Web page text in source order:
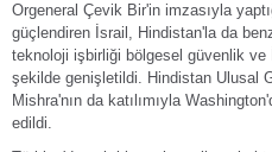
Orgeneral Çevik Bir'in imzasıyla
güçlendiren İsrail, Hindistan'la da
teknoloji işbirliği bölgesel güvenlik
şekilde genişletildi. Hindistan Ulusal
Mishra'nın da katılımıyla
edildi.